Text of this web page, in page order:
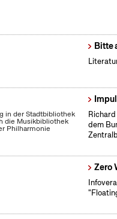
Bitte
in der Stadtbibliothek
die Musikbibliothek
Philharmonie
dem
Zero